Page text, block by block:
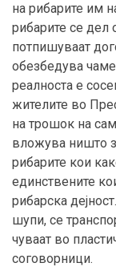
на рибарите им
рибарите се дел
потпишуваат
обезбедува
реалноста е
жителите во
на трошок на
вложува ништо
рибарите кои
единствените
рибарска
шупи, се
чуваат во
соговорници.